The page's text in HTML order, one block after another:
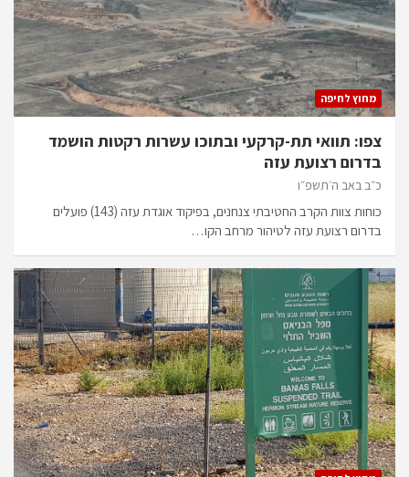
מחוץ לחיפה
צפו: תוואי תת-קרקעי ובתוכו עשרות רקטות הושמד
בדרום רצועת עזה
כ״ב באב ה׳תשפ״ו
כוחות צוות הקרב החטיבתי צנחנים, בפיקוד אוגדת עזה (143) פועלים
בדרום רצועת עזה לטיהור מרחב הקו…